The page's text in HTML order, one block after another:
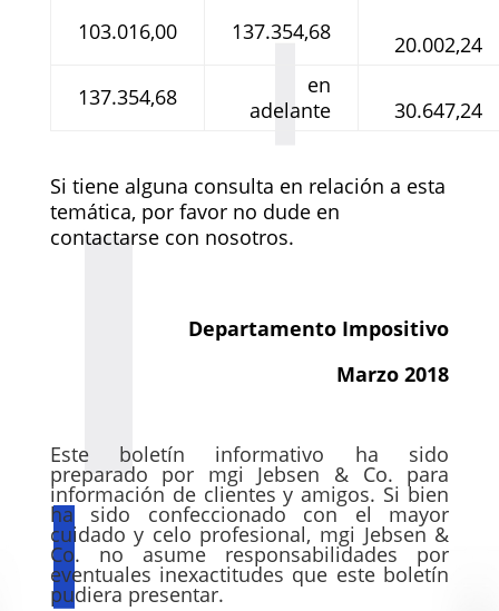
103.016,00 137.354,68
20.002,24
137.354,68
en
adelante
30.647,24
Si tiene alguna consulta en relación a esta
temática, por favor no dude en
contactarse con nosotros.
Departamento Impositivo
Marzo 2018
Este boletín informativo ha sido
preparado por mgi Jebsen & Co. para
información de clientes y amigos. Si bien
ha sido confeccionado con el mayor
cuidado y celo profesional, mgi Jebsen &
Co. no asume responsabilidades por
eventuales inexactitudes que este boletín
pudiera presentar.